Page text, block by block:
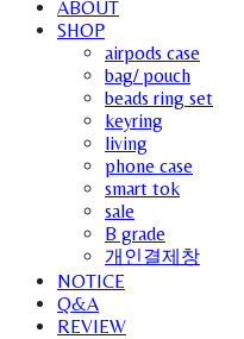
ABOUT
SHOP
airpods case
bag/ pouch
beads ring set
keyring
living
phone case
smart tok
sale
B grade
개인결제창
NOTICE
Q&A
REVIEW